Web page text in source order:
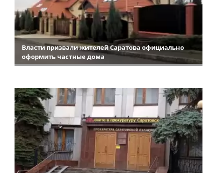
Власти призвали жителей Саратова официально
оформить частные дома